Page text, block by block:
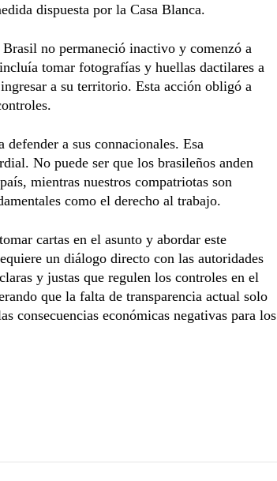
dispuesta por la Casa Blanca.
no permaneció inactivo y comenzó a
tomar fotografías y huellas dactilares a
a su territorio. Esta acción obligó a
a sus connacionales. Esa
No puede ser que los brasileños anden
mientras nuestros compatriotas son
como el derecho al trabajo.
cartas en el asunto y abordar este
un diálogo directo con las autoridades
y justas que regulen los controles en el
que la falta de transparencia actual solo
consecuencias económicas negativas para los